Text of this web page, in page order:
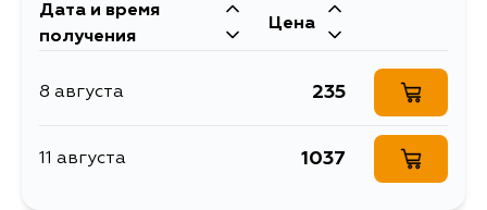
Дата и время
получения
Цена
8 августа 235
11 августа 1037